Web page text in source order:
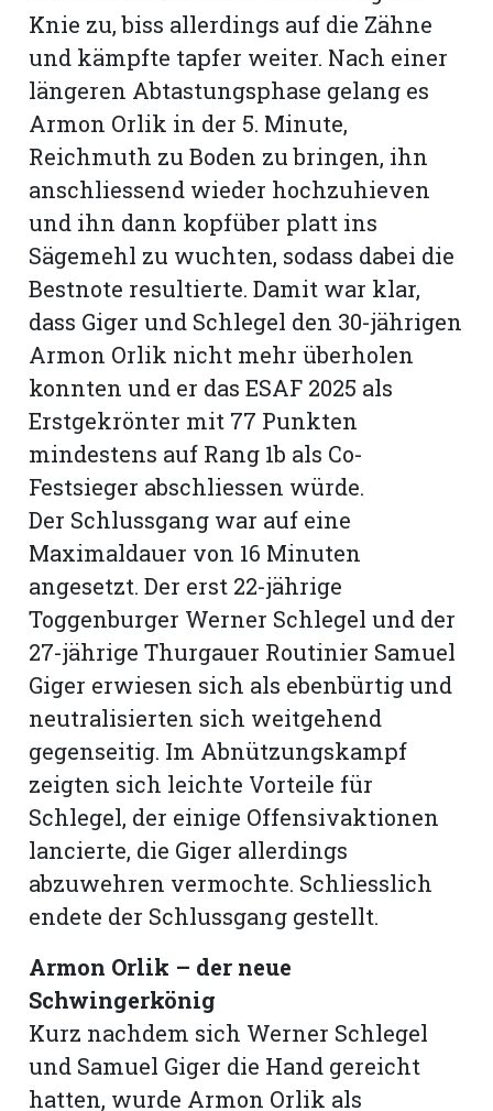
Knie zu, biss allerdings auf die Zähne
und kämpfte tapfer weiter. Nach einer
längeren Abtastungsphase gelang es
Armon Orlik in der 5. Minute,
Reichmuth zu Boden zu bringen, ihn
anschliessend wieder hochzuhieven
und ihn dann kopfüber platt ins
Sägemehl zu wuchten, sodass dabei die
Bestnote resultierte. Damit war klar,
dass Giger und Schlegel den 30-jährigen
Armon Orlik nicht mehr überholen
konnten und er das ESAF 2025 als
Erstgekrönter mit 77 Punkten
mindestens auf Rang 1b als Co-
Festsieger abschliessen würde.
Der Schlussgang war auf eine
Maximaldauer von 16 Minuten
angesetzt. Der erst 22-jährige
Toggenburger Werner Schlegel und der
27-jährige Thurgauer Routinier Samuel
Giger erwiesen sich als ebenbürtig und
neutralisierten sich weitgehend
gegenseitig. Im Abnützungskampf
zeigten sich leichte Vorteile für
Schlegel, der einige Offensiv­aktionen
lancierte, die Giger allerdings
abzuwehren vermochte. Schliesslich
endete der Schlussgang gestellt.
Armon Orlik – der neue
Schwingerkönig
Kurz nachdem sich Werner Schlegel
und Samuel Giger die Hand gereicht
hatten, wurde Armon Orlik als